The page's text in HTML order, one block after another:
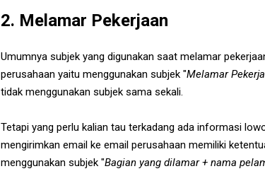
2. Melamar Pekerjaan
Umumnya subjek yang digunakan saat melamar
perusahaan yaitu menggunakan subjek "Melamar
tidak menggunakan subjek sama sekali.
Tetapi yang perlu kalian tau terkadang ada informasi
mengirimkan email ke email perusahaan memiliki
menggunakan subjek "Bagian yang dilamar + nama